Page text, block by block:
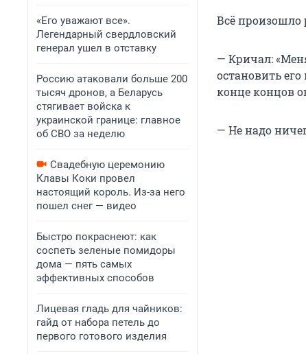
«Его уважают все».
Легендарный свердловский
генерал ушел в отставку
Россию атаковали больше 200
тысяч дронов, а Беларусь
стягивает войска к
украинской границе: главное
об СВО за неделю
Свадебную церемонию
Клавы Коки провел
настоящий король. Из-за него
пошел снег — видео
Быстро покраснеют: как
соспеть зеленые помидоры
дома — пять самых
эффективных способов
Лицевая гладь для чайников:
гайд от набора петель до
первого готового изделия
Всё произошло
— Кричал:
остановить
конце концов
— Не надо